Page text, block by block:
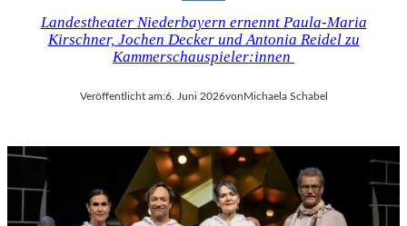
Landestheater Niederbayern ernennt Paula-Maria
Kirschner, Jochen Decker und Antonia Reidel zu
Kammerschauspieler:innen
Veröffentlicht am:6. Juni 2026von Michaela Schabel